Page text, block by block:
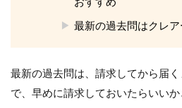
最新の過去問はクレ
最新の過去問は、請求してから届
で、早めに請求しておいたらいいか